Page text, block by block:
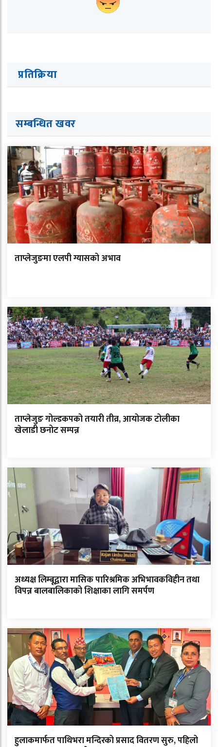
प्रतिक्रिया
सम्बन्धित खवर
ताप्लेजुङमा एलपी ग्यासको अभाव
ताप्लेजुङ गोल्डकपको तयारी तीव्र, आयोजक टोलीका
खेलाडी छनोट सम्पन्न
अध्यक्ष लिम्बूद्वारा मासिक पारिश्रमिक अभिभावकविहीन तथा
विपन्न बालबालिकाको शिक्षाका लागि समर्पण
हुलाकमार्फत पाथिभरा मन्दिरको प्रसाद वितरण सुरु, पहिलो